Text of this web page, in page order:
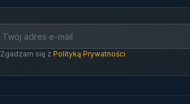
Zgadzam się z Polityką Prywatności